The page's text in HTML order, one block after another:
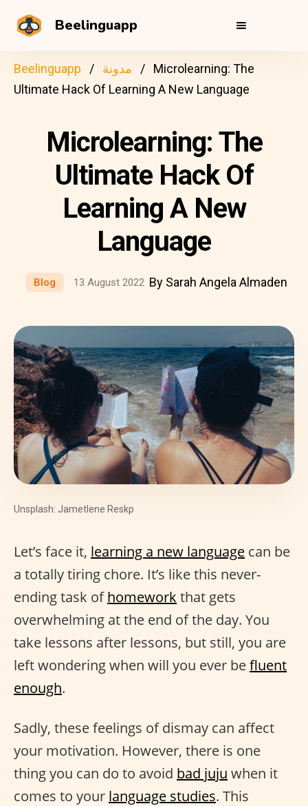
Beelinguapp
Beelinguapp مدونة
Microlearning: The
Ultimate Hack Of Learning A New Language
Microlearning: The
Ultimate Hack Of
Learning A New
Language
Blog 13 August 2022 By Sarah Angela Almaden
Unsplash: Jametlene Reskp
Let’s face it, learning a new language can be
a totally tiring chore. It’s like this never-
ending task ofhomework that gets
overwhelming at the end of the day. You
take lessons after lessons, but still, you are
left wondering when will you ever befluent
enough.
Sadly, these feelings of dismay can affect
your motivation. However, there is one
thing you can do to avoid bad juju when it
comes to your language studies. This